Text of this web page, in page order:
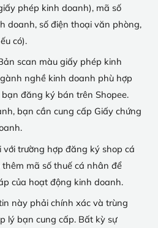
phép kinh doanh), mã số
doanh, số điện thoại văn phòng,
có).
scan màu giấy phép kinh
nghề kinh doanh phù hợp
đăng ký bán trên Shopee.
bạn cần cung cấp Giấy chứng
với trường hợp đăng ký shop cá
mã số thuế cá nhân để
của hoạt động kinh doanh.
này phải chính xác và trùng
lý bạn cung cấp. Bất kỳ sự